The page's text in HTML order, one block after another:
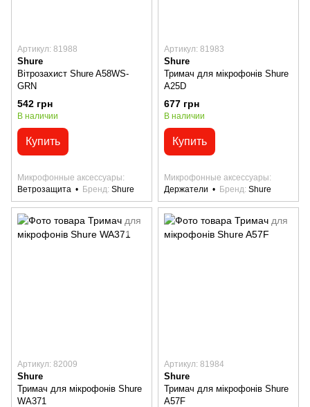
Артикул: 81988
Shure
Вітрозахист Shure A58WS-
GRN
542 грн
В наличии
Купить
Микрофонные аксессуары
Ветрозащита
Бренд Shure
Артикул: 81983
Shure
Тримач для мікрофонів Shure
A25D
677 грн
В наличии
Купить
Микрофонные аксессуары
Держатели
Бренд Shure
Артикул: 82009
Shure
Тримач для мікрофонів Shure
WA371
Артикул: 81984
Shure
Тримач для мікрофонів Shure
A57F